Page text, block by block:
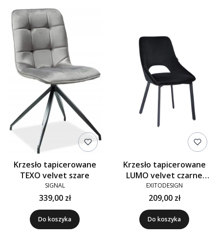
Krzesło tapicerowane
TEXO velvet szare
SIGNAL
339,00 zł
Do koszyka
Krzesło tapicerowane
LUMO velvet czarne
910-20
EXITODESIGN
209,00 zł
Do koszyka